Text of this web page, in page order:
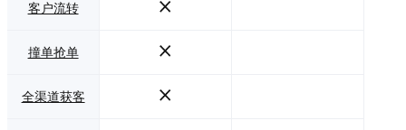
客户流转
撞单抢单
全渠道获客